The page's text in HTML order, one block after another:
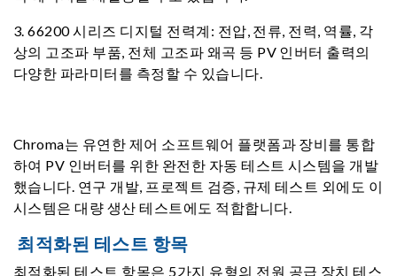
3. 66200 시리즈 디지털 전력계: 전압, 전류, 전력, 역률, 각
상의 고조파 부품, 전체 고조파 왜곡 등 PV 인버터 출력의
다양한 파라미터를 측정할 수 있습니다.
Chroma는 유연한 제어 소프트웨어 플랫폼과 장비를 통합
하여 PV 인버터를 위한 완전한 자동 테스트 시스템을 개발
했습니다. 연구 개발, 프로젝트 검증, 규제 테스트 외에도 이
시스템은 대량 생산 테스트에도 적합합니다.
최적화된 테스트 항목
최적화된 테스트 항목은 5가지 유형의 전원 공급 장치 테스